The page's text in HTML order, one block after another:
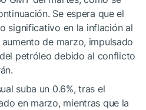
Se espera que el
significativo en la inflación al
de marzo, impulsado
petróleo debido al conflicto
suba un 0.6%, tras el
en marzo, mientras que la